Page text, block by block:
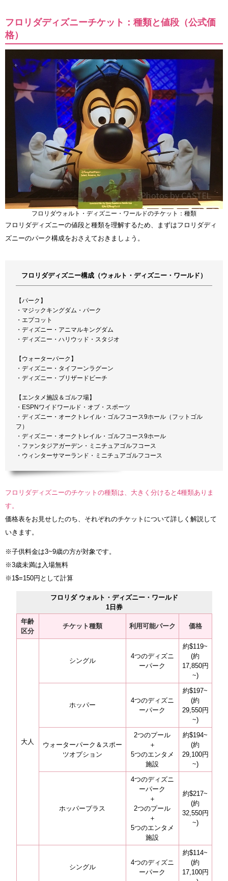
フロリダディズニーチケット：種類と値段（公式価
格）
フロリダウォルト・ディズニー・ワールドのチケット：種類
フロリダディズニーの値段と種類を理解するため、まずはフロリダディ
ズニーのパーク構成をおさえておきましょう。
フロリダディズニー構成（ウォルト・ディズニー・ワールド）
【パーク】
・マジックキングダム・パーク
・エプコット
・ディズニー・アニマルキングダム
・ディズニー・ハリウッド・スタジオ
【ウォーターパーク】
・ディズニー・タイフーンラグーン
・ディズニー・ブリザードビーチ
【エンタメ施設＆ゴルフ場】
・ESPNワイドワールド・オブ・スポーツ
・ディズニー・オークトレイル・ゴルフコース9ホール（フットゴル
フ）
・ディズニー・オークトレイル・ゴルフコース9ホール
・ファンタジアガーデン・ミニチュアゴルフコース
・ウィンターサマーランド・ミニチュアゴルフコース
フロリダディズニーのチケットの種類は、大きく分けると4種類ありま
す。
価格表をお見せしたのち、それぞれのチケットについて詳しく解説して
いきます。
※子供料金は3~9歳の方が対象です。
※3歳未満は入場無料
※1$=150円として計算
フロリダ ウォルト・ディズニー・ワールド
1日券
年齢
区分
チケット種類 利用可能パーク 価格
大人
シングル
4つのディズニ
ーパーク
約$119~
(約
17,850円
~)
ホッパー
4つのディズニ
ーパーク
約$197~
(約
29,550円
~)
ウォーターパーク＆スポー
ツオプション
2つのプール
＋
5つのエンタメ
施設
約$194~
(約
29,100円
~)
ホッパープラス
4つのディズニ
ーパーク
＋
2つのプール
＋
5つのエンタメ
施設
約$217~
(約
32,550円
~)
シングル
4つのディズニ
ーパーク
約$114~
(約
17,100円